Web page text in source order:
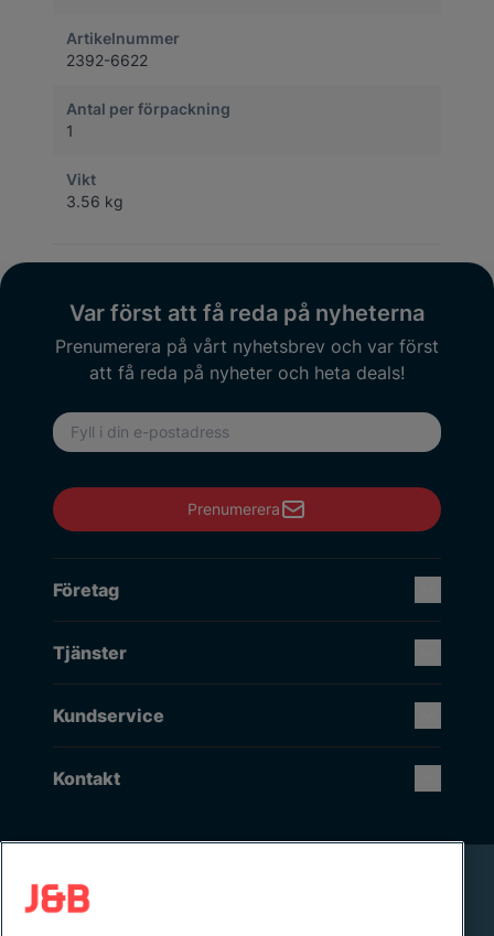
Artikelnummer
2392-6622
Antal per förpackning
1
Vikt
3.56 kg
Var först att få reda på nyheterna
Prenumerera på vårt nyhetsbrev och var först
att få reda på nyheter och heta deals!
E-postadress
Prenumerera
Företag
Tjänster
Kundservice
Kontakt
Rikstäckande installation & service
Lager i Sverige